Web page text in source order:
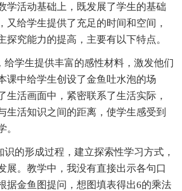
学活动基础上，既发展了学生的基础
又给学生提供了充足的时间和空间，
探究能力的提高，主要有以下特点。
给学生提供丰富的感性材料，激发他们
课中给学生创设了金鱼吐水泡的场
生活画面中，紧密联系了生活实际，
生活知识之间的距离，使学生感受到
。
识的形成过程，建立探索性学习方式，
展。教学中，我没有直接出示各句口
据金鱼图提问，想图填表得出6的乘法